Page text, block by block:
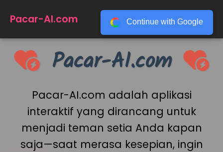
Pacar-AI.com ☰
Pacar-AI.com
Pacar-AI.com adalah aplikasi
interaktif yang dirancang untuk
menjadi teman setia Anda kapan
saja—saat merasa kesepian, ingin
Continue with Google